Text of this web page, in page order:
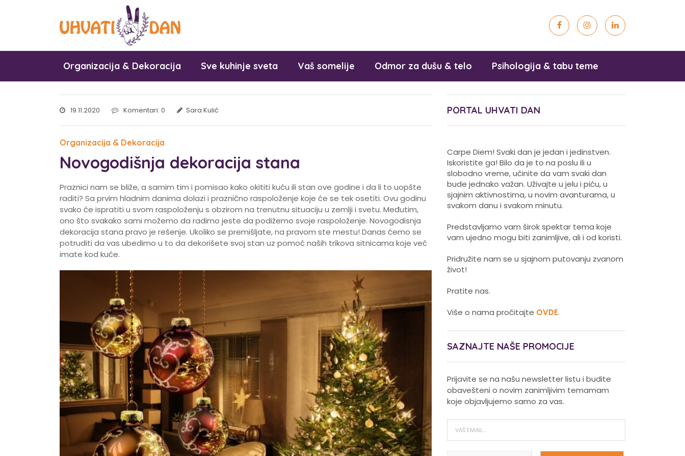
Organizacija & Dekoracija Sve kuhinje sveta Vaš somelije Odmor za dušu & telo Psihologija & tabu teme
19.11.2020 Komentari: 0 Sara Kulić
Organizacija & Dekoracija
Novogodišnja dekoracija stana
Praznici nam se bliže, a samim tim i pomisao kako okititi kuću ili stan ove godine i da li to uopšte
raditi? Sa prvim hladnim danima dolazi i praznično raspoloženje koje će se tek osetiti. Ovu godinu
svako će ispratiti u svom raspoloženju s obzirom na trenutnu situaciju u zemlji i svetu. Međutim,
ono što svakako sami možemo da radimo jeste da podižemo svoje raspoloženje. Novogodisnja
dekoracija stana pravo je rešenje. Ukoliko se premišljate, na pravom ste mestu! Danas ćemo se
potruditi da vas ubedimo u to da dekorišete svoj stan uz pomoć naših trikova sitnicama koje već
imate kod kuće.
PORTAL UHVATI DAN
Carpe Diem! Svaki dan je jedan i jedinstven.
Iskoristite ga! Bilo da je to na poslu ili u
slobodno vreme, učinite da vam svaki dan
bude jednako važan. Uživajte u jelu i piću, u
sjajnim aktivnostima, u novim avanturama, u
svakom danu i svakom minutu.
Predstavljamo vam širok spektar tema koje
vam ujedno mogu biti zanimljive, ali i od koristi.
Pridružite nam se u sjajnom putovanju zvanom
život!
Pratite nas.
Više o nama pročitajte OVDE.
SAZNAJTE NAŠE PROMOCIJE
Prijavite se na našu newsletter listu i budite
obavešteni o novim zanimljivim temamam
koje objavljujemo samo za vas.
kosu